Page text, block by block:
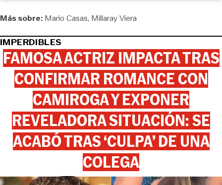
Más sobre: Mario Casas Millaray Viera
IMPERDIBLES
FAMOSA ACTRIZ IMPACTA TRAS
CONFIRMAR ROMANCE CON
CAMIROGA Y EXPONER
REVELADORA SITUACIÓN: SE
ACABÓ TRAS ‘CULPA’ DE UNA
COLEGA